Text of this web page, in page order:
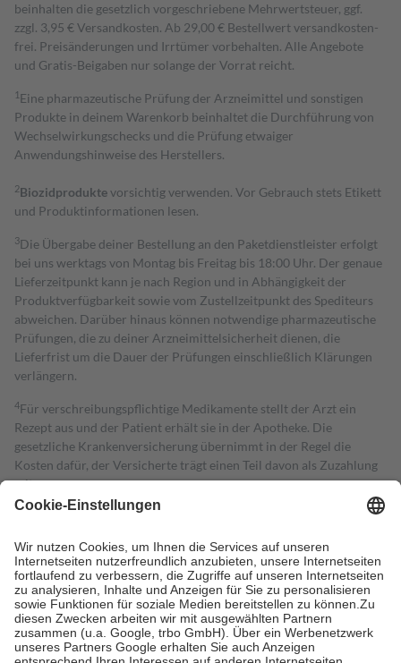
beinhalten die gesetzlich vorgeschriebene Mehrwertsteuer, ggf.
zzgl. 3,95 € Versandkosten. Ab 29,00 € Bestell­wert versand­kosten­
frei. Preisänderungen und Irrtümer vorbehalten. Alle Angebote
und Gratis-Beigaben nur solange der Vorrat reicht.
1 Eine pharmazeutische Prüfung der Arzneimittel und sonstigen
Produkte in deinem Warenkorb beinhaltet die Durchführung von
Wechselwirkungschecks und die Prüfung etwaiger
Anwendungshinweise des Herstellers.
2Biozidproduktevorsichtig verwenden. Vor Gebrauch stets Etikett
und Produktinformationen lesen.
3Die Übergabe deiner Bestellung an den Paketdienstleister erfolgt
bei uns werktags von Montag bis Freitag bis 18:00 Uhr. Der genaue
Lieferzeitpunkt kann je nach Region und in Abhängigkeit der
Produktverfügbarkeit sowie vom Zustellzeitpunkt des Spediteurs
abweichen. Darüber hinaus können notwendige pharmazeutische
Prüfungen, die zu deiner Arzneimittelsicherheit dienen, die
Lieferfrist um die Dauer der Prüfungen einschließlich Klärungen
verlängern.
4Für verschreibungspflichtige Medikamente stellt der Arzt ein
Rezept aus und der Patient erhält sie in der Apotheke. Die
gesetzliche Krankenversicherung übernimmt in der Regel die
Kosten dafür, der Versicherte trägt einen Teil davon als Zuzahlung
mit.
Grundsätzlich leisten Mitglieder Zuzahlungen in Höhe von zehn
höchstens zehn Euro.
Es sind jedoch nie mehr als die tatsächlichen
Kosten der Leistung zu entrichten.
Diese Regeln gelten grundsätzlich auch für Online-Apotheken.
Bei Heilmitteln und häuslicher Krankenpflege beträgt die
Zuzahlung zehn Prozent der Kosten sowie zehn Euro je
Verordnung.
Um das Engagement der Versicherten für ihre eigene Gesundheit zu